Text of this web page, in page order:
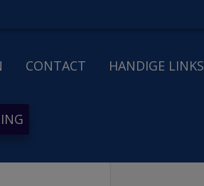
CONTACT HANDIGE LINKS